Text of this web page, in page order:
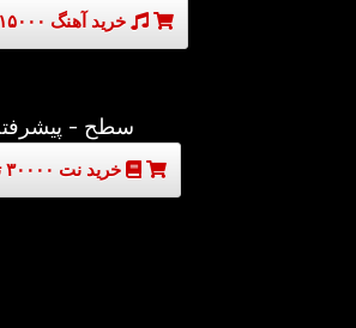
خرید آهنگ ۱۵۰۰۰ تومان
سطح -
خرید نت ۳۰۰۰۰ تومان